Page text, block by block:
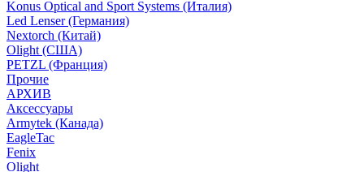
Konus Optical and Sport Systems (Италия)
Led Lenser (Германия)
Nextorch (Китай)
Olight (США)
PETZL (Франция)
Прочие
АРХИВ
Аксессуары
Armytek (Канада)
EagleTac
Fenix
Olight